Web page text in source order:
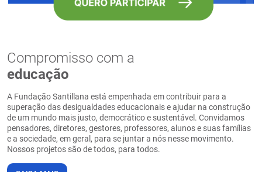
Compromisso com a
educação
A Fundação Santillana está empenhada em contribuir para a
superação das desigualdades educacionais e ajudar na construção
de um mundo mais justo, democrático e sustentável. Convidamos
pensadores, diretores, gestores, professores, alunos e suas famílias
e a sociedade, em geral, para se juntar a nós nesse movimento.
Nossos projetos são de todos, para todos.